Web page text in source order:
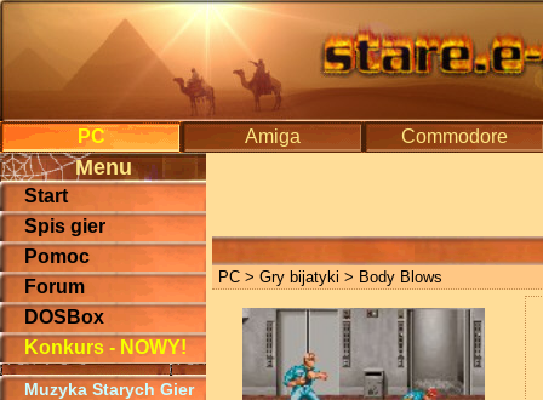
PC Amiga Commodore
Menu
Start
Spis gier
Pomoc
Forum
DOSBox
Konkurs - NOWY!
Muzyka Starych Gier
PC > Gry bijatyki > Body Blows